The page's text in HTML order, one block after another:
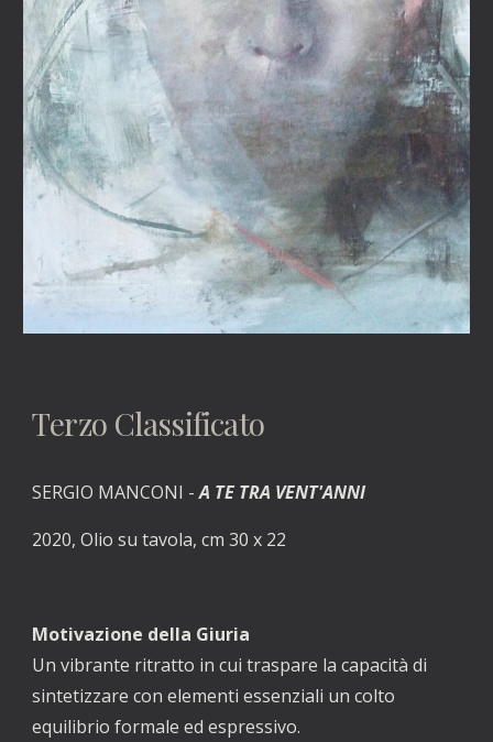
Terzo Classificato
SERGIO MANCONI - A TE TRA VENT'ANNI
2020, Olio su tavola, cm 30 x 22
Motivazione della Giuria
Un vibrante ritratto in cui traspare la capacità di
sintetizzare con elementi essenziali un colto
equilibrio formale ed espressivo.